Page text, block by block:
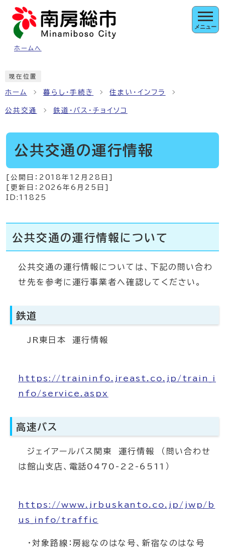
ページの先頭です
ホームへ
メニュー
現在位置
ホーム 暮らし・手続き 住まい・インフラ
公共交通 鉄道・バス・チョイソコ
公共交通の運行情報
[公開日： 2018年12月28日
[更新日： 2026年6月25日
ID:11825
公共交通の運行情報について
公共交通の運行情報については、下記の問い合わ
せ先を参考に運行事業者へ確認してください。
鉄道
JR東日本 運行情報
https://traininfo.jreast.co.jp/train_i
nfo/service.aspx
高速バス
ジェイアールバス関東 運行情報 （問い合わせ
は館山支店、電話0470-22-6511）
https://www.jrbuskanto.co.jp/jwp/b
us_info/traffic
・対象路線：房総なのはな号、新宿なのはな号